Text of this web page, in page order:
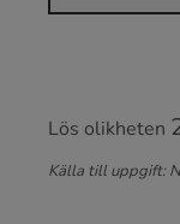
Lös olikheten
Källa till uppgift: